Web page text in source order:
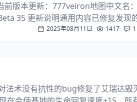
版本更新：777veiron地图中文名
35 更新说明通用内容已修复发现
现的内存泄漏问题。改进了单位移
2025年08月11日 1417 1
法术没有抗性的bug修复了艾瑞达毁